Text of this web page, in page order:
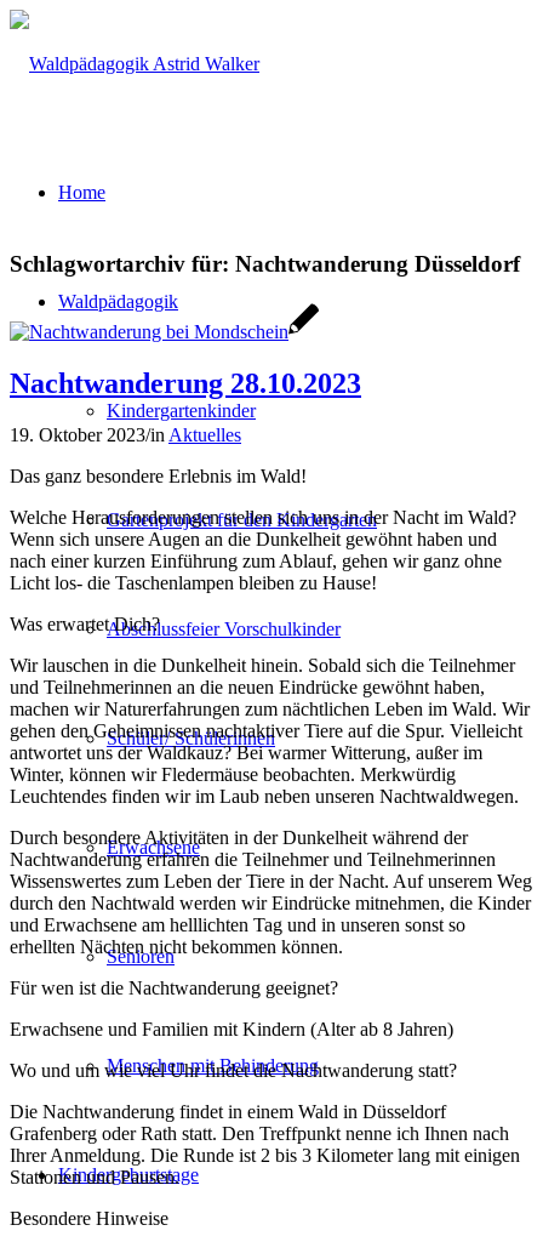
Home
Waldpädagogik
Kindergartenkinder
Gartenprojekt für den Kindergarten
Abschlussfeier Vorschulkinder
Schüler/ Schülerinnen
Erwachsene
Senioren
Menschen mit Behinderung
Kindergeburtstage
Schlagwortarchiv für: Nachtwanderung Düsseldorf
Nachtwanderung 28.10.2023
19. Oktober 2023/in Aktuelles
Das ganz besondere Erlebnis im Wald!
Welche Herausforderungen stellen sich uns in der Nacht im Wald?
Wenn sich unsere Augen an die Dunkelheit gewöhnt haben und
nach einer kurzen Einführung zum Ablauf, gehen wir ganz ohne
Licht los- die Taschenlampen bleiben zu Hause!
Was erwartet Dich?
Wir lauschen in die Dunkelheit hinein. Sobald sich die Teilnehmer
und Teilnehmerinnen an die neuen Eindrücke gewöhnt haben,
machen wir Naturerfahrungen zum nächtlichen Leben im Wald. Wir
gehen den Geheimnissen nachtaktiver Tiere auf die Spur. Vielleicht
antwortet uns der Waldkauz? Bei warmer Witterung, außer im
Winter, können wir Fledermäuse beobachten. Merkwürdig
Leuchtendes finden wir im Laub neben unseren Nachtwaldwegen.
Durch besondere Aktivitäten in der Dunkelheit während der
Nachtwanderung erfahren die Teilnehmer und Teilnehmerinnen
Wissenswertes zum Leben der Tiere in der Nacht. Auf unserem Weg
durch den Nachtwald werden wir Eindrücke mitnehmen, die Kinder
und Erwachsene am helllichten Tag und in unseren sonst so
erhellten Nächten nicht bekommen können.
Für wen ist die Nachtwanderung geeignet?
Erwachsene und Familien mit Kindern (Alter ab 8 Jahren)
Wo und um wie viel Uhr findet die Nachtwanderung statt?
Die Nachtwanderung findet in einem Wald in Düsseldorf
Grafenberg oder Rath statt. Den Treffpunkt nenne ich Ihnen nach
Ihrer Anmeldung. Die Runde ist 2 bis 3 Kilometer lang mit einigen
Stationen und Pausen.
Besondere Hinweise